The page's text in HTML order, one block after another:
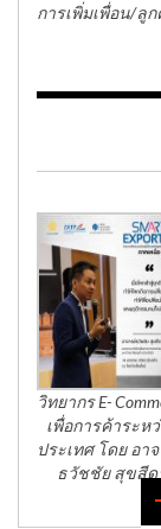
การเพิ่มเพื่อน/ลูก
วิทยากร E-
เพื่อการค้าระห
ประเทศ โดย อา
ธวัชชัย สุขสีด